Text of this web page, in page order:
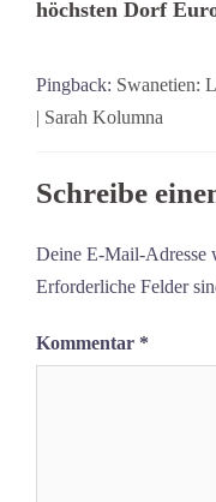
höchsten Dorf
Pingback: Swanetien:
| Sarah Kolumna
Schreibe
Deine E-Mail-Adresse
Erforderliche Felder
Kommentar *